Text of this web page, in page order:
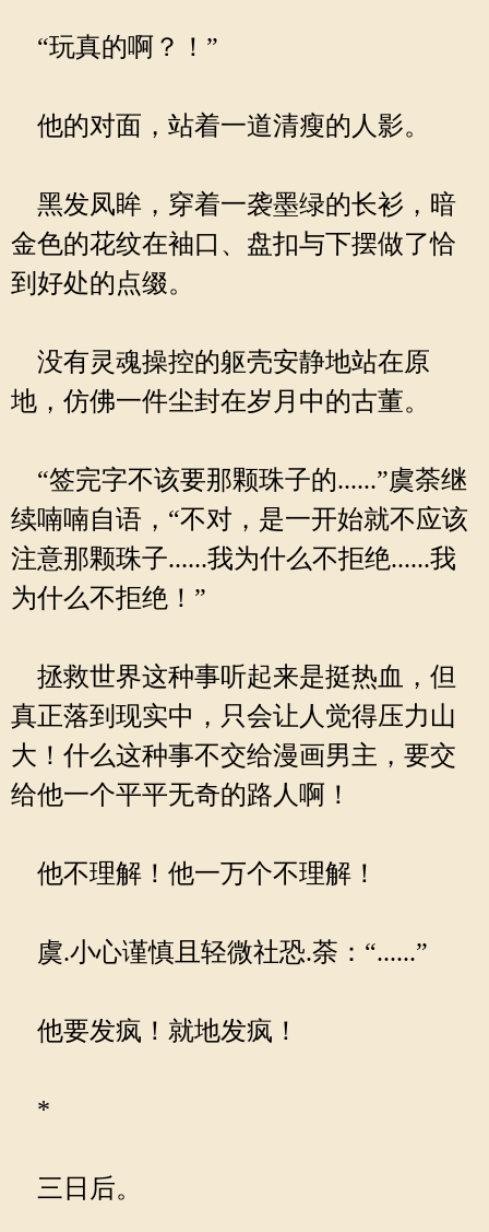
“玩真的啊？！”
他的对面，站着一道清瘦的人影。
黑发凤眸，穿着一袭墨绿的长衫，暗
金色的花纹在袖口、盘扣与下摆做了恰
到好处的点缀。
没有灵魂操控的躯壳安静地站在原
地，仿佛一件尘封在岁月中的古董。
“签完字不该要那颗珠子的......”虞荼继
续喃喃自语，“不对，是一开始就不应该
注意那颗珠子......我为什么不拒绝......我
为什么不拒绝！”
拯救世界这种事听起来是挺热血，但
真正落到现实中，只会让人觉得压力山
大！什么这种事不交给漫画男主，要交
给他一个平平无奇的路人啊！
他不理解！他一万个不理解！
虞.小心谨慎且轻微社恐.荼：“......”
他要发疯！就地发疯！
*
三日后。